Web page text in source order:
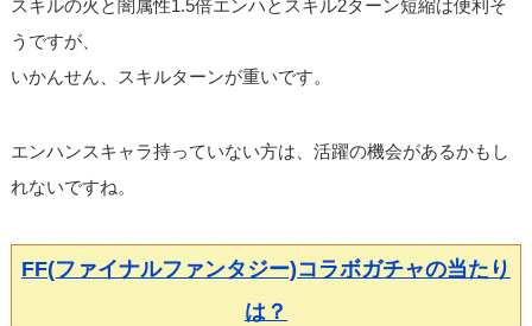
スキルの火と闇属性1.5倍エンハとスキル2ターン短縮は便利そ
うですが、
いかんせん、スキルターンが重いです。
エンハンスキャラ持っていない方は、活躍の機会があるかもし
れないですね。
FF(ファイナルファンタジー)コラボガチャの当たり
は？